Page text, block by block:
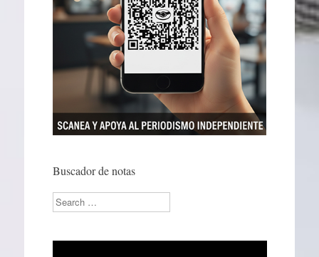
Buscador de notas
Search